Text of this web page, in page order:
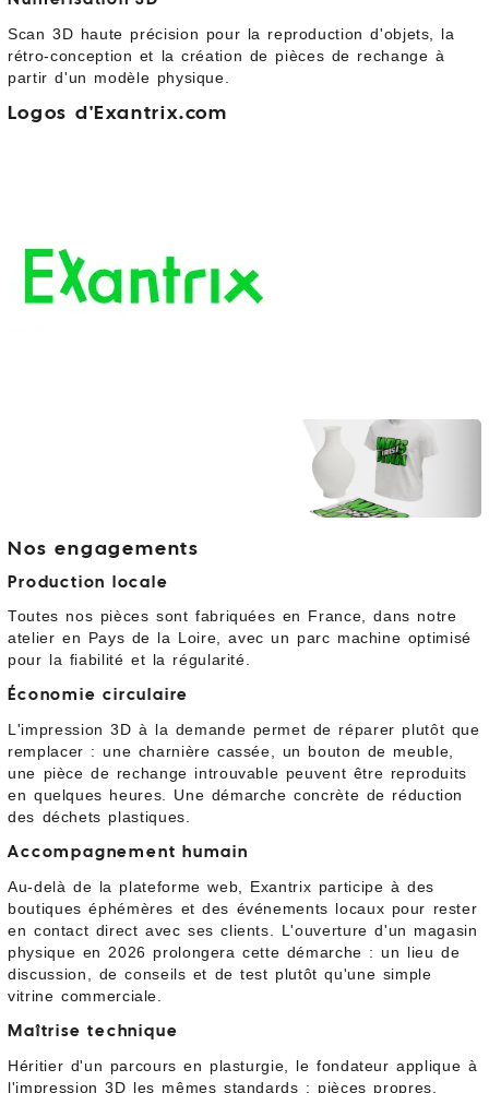
Scan 3D haute précision pour la reproduction d'objets, la
rétro-conception et la création de pièces de rechange à
partir d'un modèle physique.
Logos d'Exantrix.com
Nos engagements
Production locale
Toutes nos pièces sont fabriquées en France, dans notre
atelier en Pays de la Loire, avec un parc machine optimisé
pour la fiabilité et la régularité.
Économie circulaire
L'impression 3D à la demande permet de réparer plutôt que
remplacer : une charnière cassée, un bouton de meuble,
une pièce de rechange introuvable peuvent être reproduits
en quelques heures. Une démarche concrète de réduction
des déchets plastiques.
Accompagnement humain
Au-delà de la plateforme web, Exantrix participe à des
boutiques éphémères et des événements locaux pour rester
en contact direct avec ses clients. L'ouverture d'un magasin
physique en 2026 prolongera cette démarche : un lieu de
discussion, de conseils et de test plutôt qu'une simple
vitrine commerciale.
Maîtrise technique
Héritier d'un parcours en plasturgie, le fondateur applique à
l'impression 3D les mêmes standards : pièces propres,